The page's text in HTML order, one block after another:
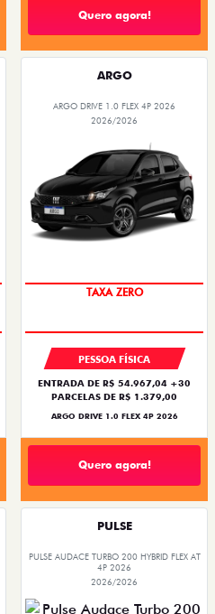
Quero agora!
ARGO
ARGO DRIVE 1.0 FLEX 4P 2026
2026/2026
SAIA DE FIAT 0KM
PESSOA FÍSICA
ENTRADA DE R$ 54.967,04 +30
PARCELAS DE R$ 1.379,00
ARGO DRIVE 1.0 FLEX 4P 2026
Quero agora!
PULSE
PULSE AUDACE TURBO 200 HYBRID FLEX AT
4P 2026
2026/2026